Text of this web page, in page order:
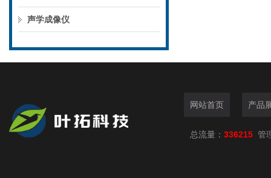
声学成像仪
网站首页 产品
总流量： 336215 管